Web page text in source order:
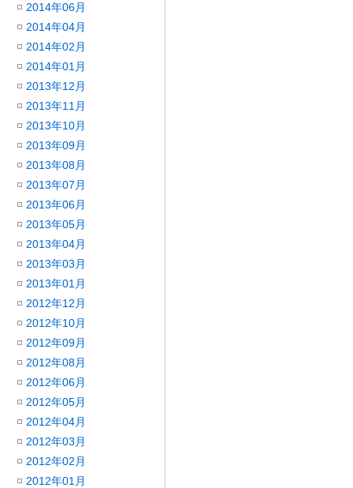
2014年06月
2014年04月
2014年02月
2014年01月
2013年12月
2013年11月
2013年10月
2013年09月
2013年08月
2013年07月
2013年06月
2013年05月
2013年04月
2013年03月
2013年01月
2012年12月
2012年10月
2012年09月
2012年08月
2012年06月
2012年05月
2012年04月
2012年03月
2012年02月
2012年01月